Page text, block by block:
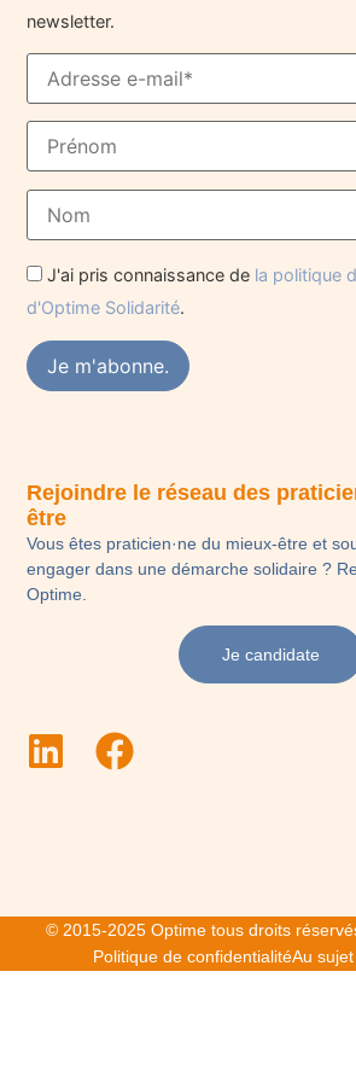
Rejoindre le réseau des
être
Vous êtes praticien·ne du mieux-être et
engager dans une démarche solidaire ?
Optime.
Je candidate
newsletter.
J'ai pris connaissance de la politique
d'Optime Solidarité.
© 2015-2025 Optime tous droits
Politique de confidentialitéAu